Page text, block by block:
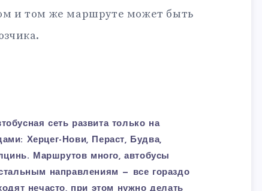
и том же маршруте может быть
сеть развита только на
Херцег-Нови, Пераст, Будва,
Маршрутов много, автобусы
направлениям — все гораздо
нечасто, при этом нужно делать